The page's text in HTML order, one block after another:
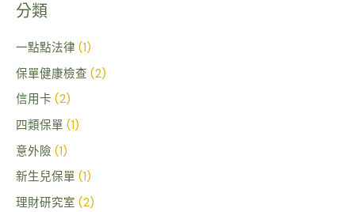
鍵
字
:
分類
一點點法律 (1)
保單健康檢查 (2)
信用卡 (2)
四類保單 (1)
意外險 (1)
新生兒保單 (1)
理財研究室 (2)